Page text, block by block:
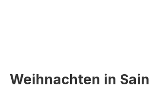
Weihnachten in